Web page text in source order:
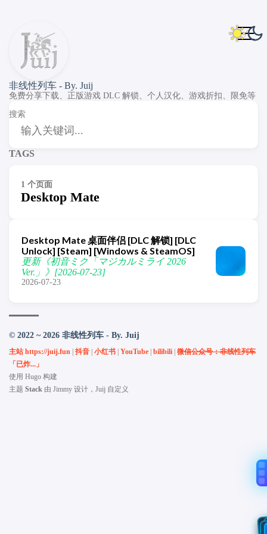
非线性列车 - By. Juij
免费分享下载、正版游戏 DLC 解锁、个人汉化、游戏折扣、限免等
搜索
TAGS
1 个页面
Desktop Mate
Desktop Mate 桌面伴侣 [DLC 解锁] [DLC
Unlock] [Steam] [Windows & SteamOS]
更新《初音ミク「マジカルミライ 2026
Ver.」》[2026-07-23]
2026-07-23
© 2022 ~ 2026 非线性列车 - By. Juij
主站 https://juij.fun 抖音 小红书 YouTube bilibili 微信公众号：非线性列车
「已炸...」
使用 Hugo 构建
主题 Stack 由 Jimmy 设计，Juij 自定义